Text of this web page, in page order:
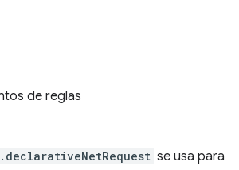
de reglas
se usa para